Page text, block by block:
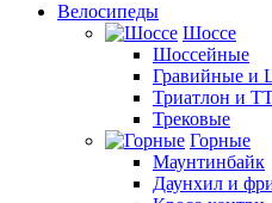
Велосипеды
Шоссе
Шоссейные
Гравийные и
Триатлон и
Трековые
Горные
Маунтинбайк
Даунхил и